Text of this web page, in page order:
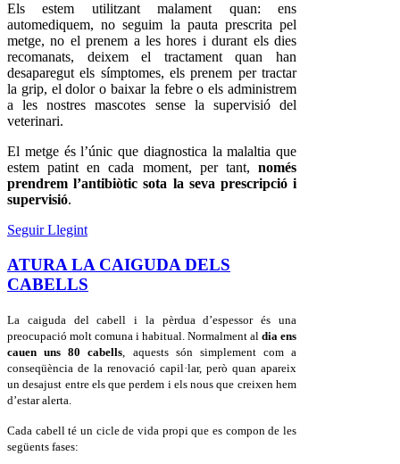
Els estem utilitzant malament quan: ens
automediquem, no seguim la pauta prescrita pel
metge, no el prenem a les hores i durant els dies
recomanats, deixem el tractament quan han
desaparegut els símptomes, els prenem per tractar
la grip, el dolor o baixar la febre o els administrem
a les nostres mascotes sense la supervisió del
veterinari.
El metge és l’únic que diagnostica la malaltia que
estem patint en cada moment, per tant, només
prendrem l’antibiòtic sota la seva prescripció i
supervisió.
Seguir Llegint
ATURA LA CAIGUDA DELS
CABELLS
La caiguda del cabell i la pèrdua d’espessor és una
preocupació molt comuna i habitual. Normalment al dia ens
cauen uns 80 cabells , aquests són simplement com a
conseqüència de la renovació capil·lar, però quan apareix
un desajust entre els que perdem i els nous que creixen hem
d’estar alerta.
Cada cabell té un cicle de vida propi que es compon de les
següents fases: